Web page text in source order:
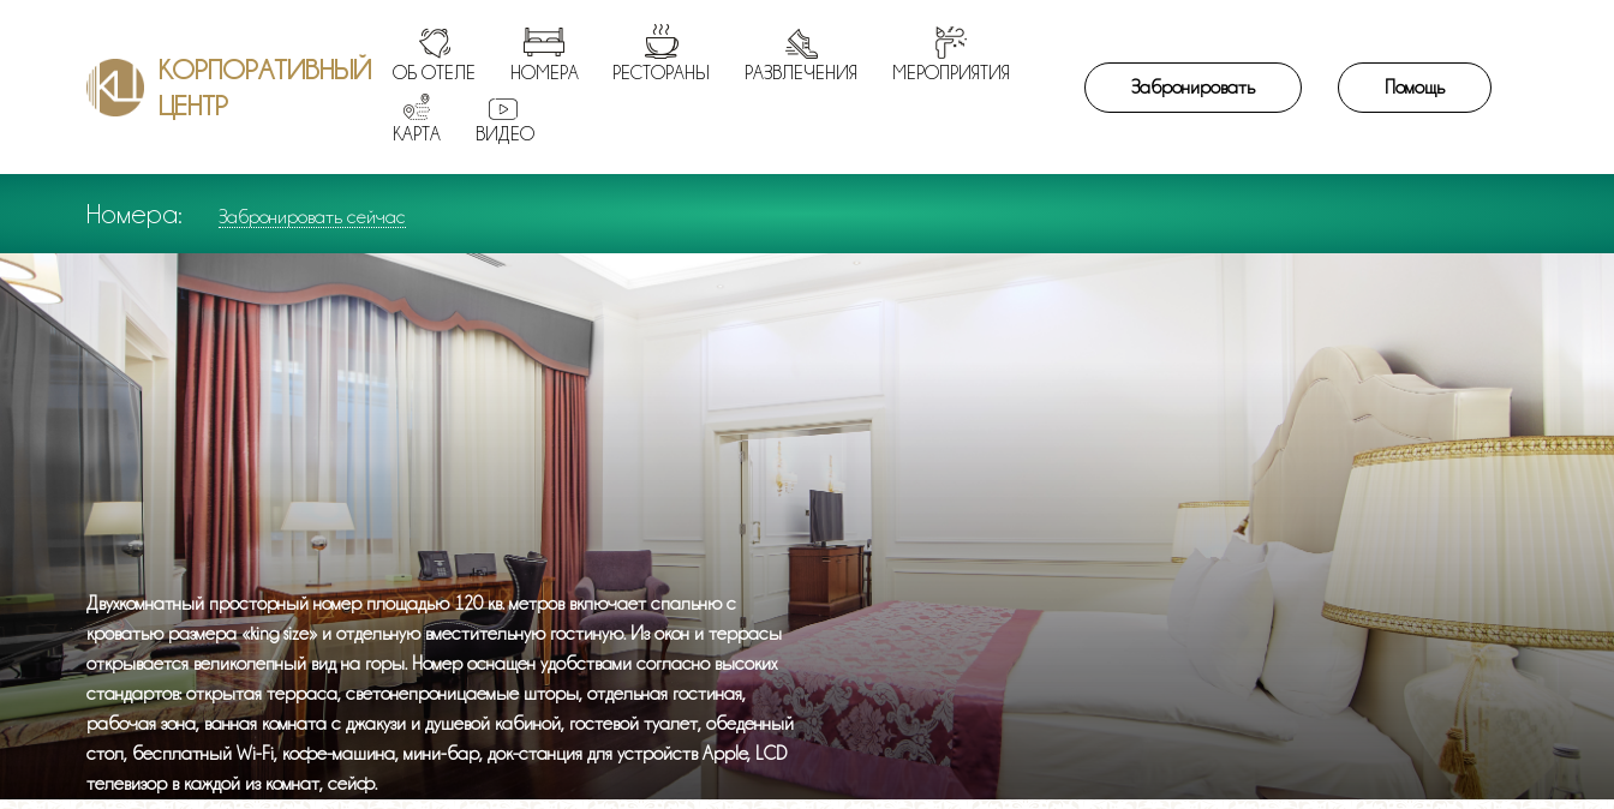
КОРПОРАТИВНЫЙ
ЦЕНТР
Забронировать Помощь
ОБ ОТЕЛЕ НОМЕРА РЕСТОРАНЫ РАЗВЛЕЧЕНИЯ МЕРОПРИЯТИЯ
КАРТА ВИДЕО
Крытый бассейн
Спа-комплекс
сауна, джакузи, турецкий хаммам
Тренажерный зал
Детский бассейн
Номера: Забронировать сейчас
Двухкомнатный просторный номер площадью 120 кв. метров включает спальню с
кроватью размера «king size» и отдельную вместительную гостиную. Из окон и террасы
открывается великолепный вид на горы. Номер оснащен удобствами согласно высоких
стандартов: открытая терраса, светонепроницаемые шторы, отдельная гостиная,
рабочая зона, ванная комната с джакузи и душевой кабиной, гостевой туалет, обеденный
стол, бесплатный Wi-Fi, кофе-машина, мини-бар, док-станция для устройств Apple, LCD
телевизор в каждой из комнат, сейф.